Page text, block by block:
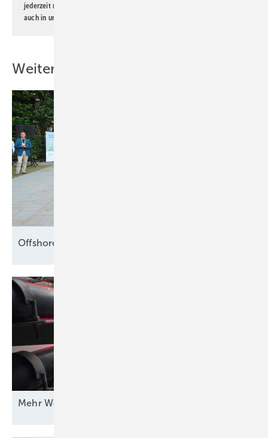
jederzeit möglich. Informationen zum Umgang mit Daten finden Sie
auch in unserer
Weitere Inhalte
Offshore setzt die Segel
Mehr Wert für